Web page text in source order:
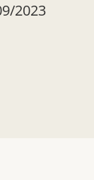
2023